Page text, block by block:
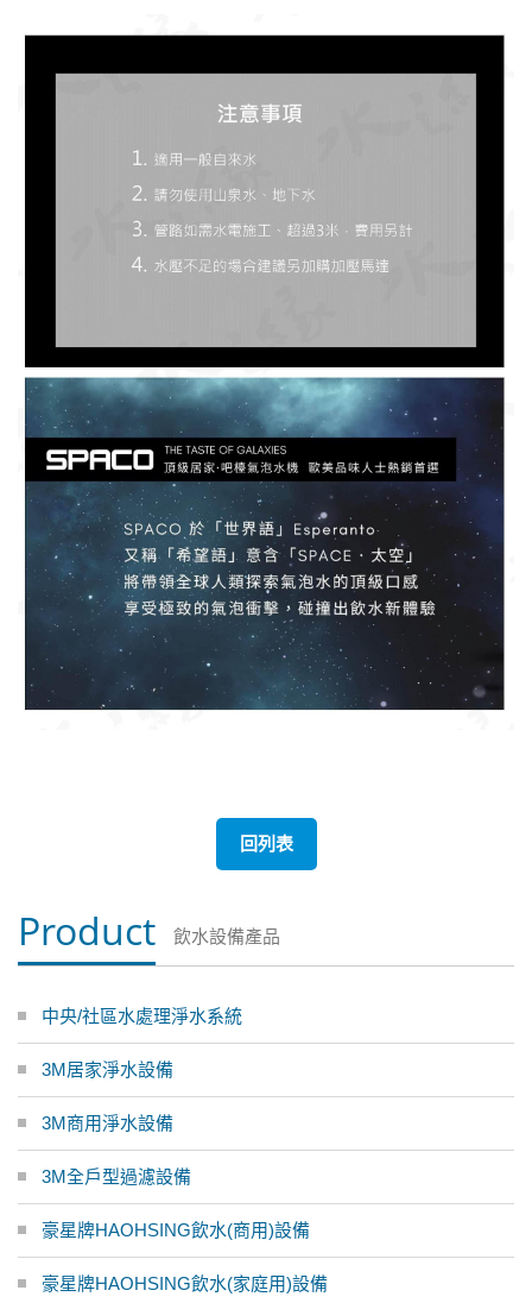
回列表
Product 飲水設備產品
中央/社區水處理淨水系統
3M居家淨水設備
3M商用淨水設備
3M全戶型過濾設備
豪星牌HAOHSING飲水(商用)設備
豪星牌HAOHSING飲水(家庭用)設備